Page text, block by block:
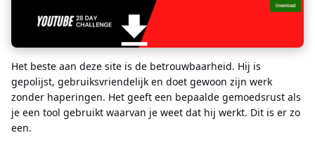
Het beste aan deze site is de betrouwbaarheid. Hij is
gepolijst, gebruiksvriendelijk en doet gewoon zijn werk
zonder haperingen. Het geeft een bepaalde gemoedsrust als
je een tool gebruikt waarvan je weet dat hij werkt. Dit is er zo
een.